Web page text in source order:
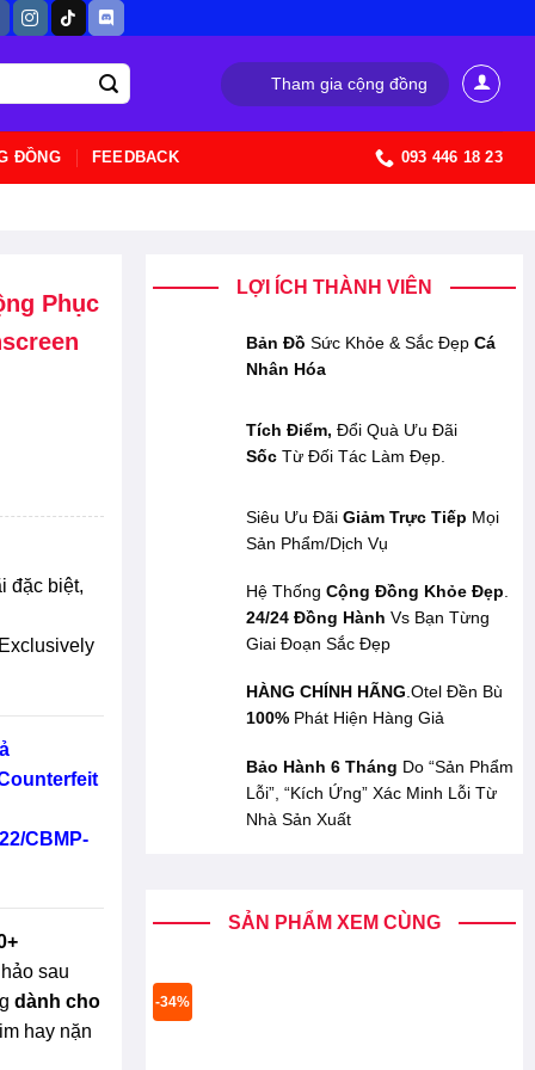
Tham gia cộng đồng
ĐỒNG FEEDBACK 093 446 18 23
LỢI ÍCH THÀNH VIÊN
Bản Đồ Sức Khỏe & Sắc Đẹp Cá
Nhân Hóa
Tích Điểm, Đổi Quà Ưu Đãi
Sốc Từ Đối Tác Làm Đẹp.
Siêu Ưu Đãi Giảm Trực Tiếp Mọi
Sản Phẩm/Dịch Vụ
Hệ Thống Cộng Đồng Khỏe Đẹp
24/24 Đồng Hành Vs Bạn Từng
Giai Đoạn Sắc Đẹp
HÀNG CHÍNH HÃNG.Otel Đền Bù
100% Phát Hiện Hàng Giả
Bảo Hành 6 Tháng Do “Sản Phẩm
Lỗi”, “Kích Ứng” Xác Minh Lỗi Từ
Nhà Sản Xuất
SẢN PHẨM XEM CÙNG
-34%
Phục
đặc biệt,
CBMP-
sau
dành cho
hay nặn